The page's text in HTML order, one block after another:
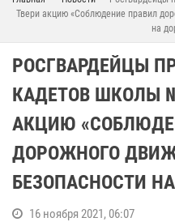
Твери акцию «Соблюдение правил
на
РОСГВАРДЕЙЦЫ
КАДЕТОВ ШКОЛЫ
АКЦИЮ
ДОРОЖНОГО
БЕЗОПАСНОСТИ
16 ноября 2021, 06:07